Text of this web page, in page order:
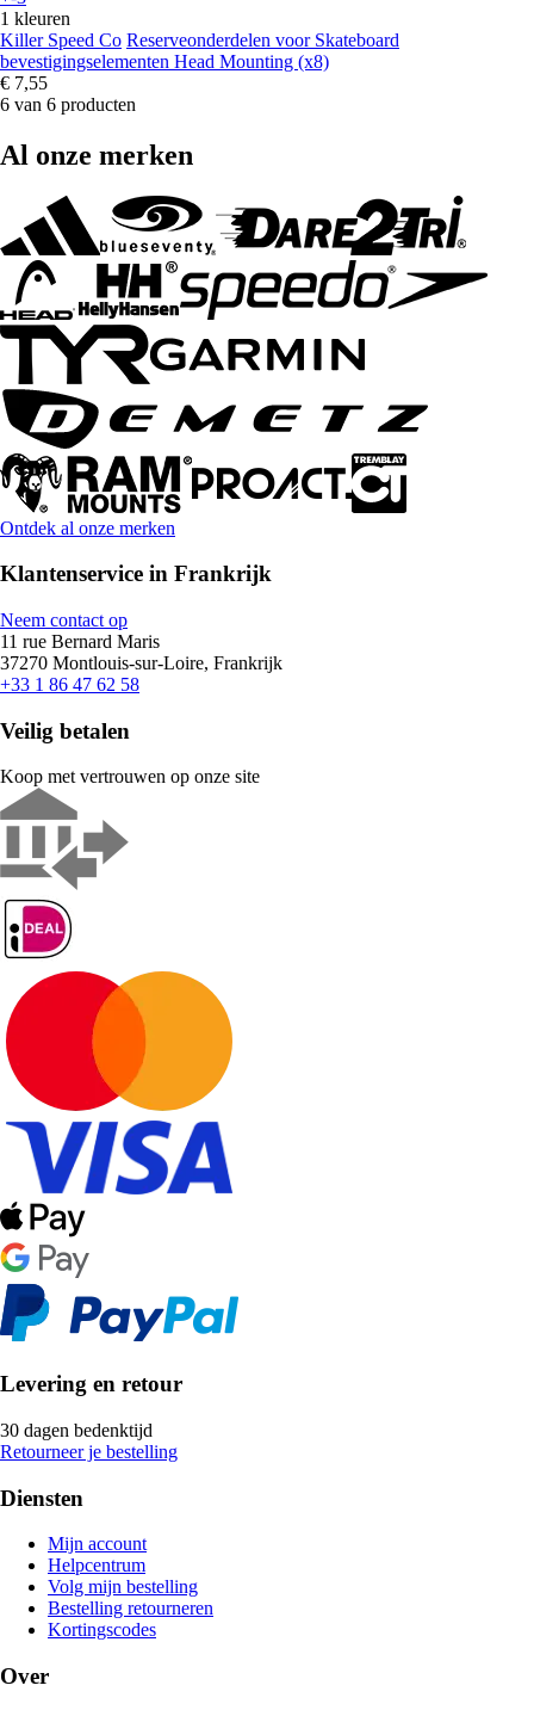
1 kleuren
Killer Speed Co Reserveonderdelen voor Skateboard
bevestigingselementen Head Mounting (x8)
€ 7,55
6 van 6 producten
Al onze merken
Ontdek al onze merken
Klantenservice in Frankrijk
Neem contact op
11 rue Bernard Maris
37270 Montlouis-sur-Loire, Frankrijk
+33 1 86 47 62 58
Veilig betalen
Koop met vertrouwen op onze site
Levering en retour
30 dagen bedenktijd
Retourneer je bestelling
Diensten
Mijn account
Helpcentrum
Volg mijn bestelling
Bestelling retourneren
Kortingscodes
Over